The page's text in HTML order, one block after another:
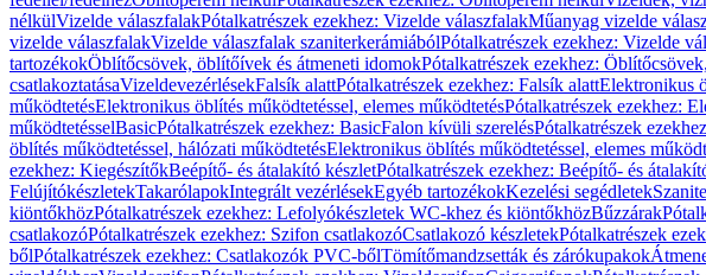
nélkülVizelde válaszfalakPótalkatrészek ezekhez: Vizelde válaszfalakMűanyag vizelde
vizelde válaszfalakVizelde válaszfalak szaniterkerámiábólPótalkatrészek ezekhez: Vizelde
tartozékokÖblítőcsövek, öblítőívek és átmeneti idomokPótalkatrészek ezekhez:
csatlakoztatásaVizeldevezérlésekFalsík alattPótalkatrészek ezekhez: Falsík alattElektronikus
működtetésElektronikus öblítés működtetéssel, elemes működtetésPótalkatrészek ezekhez:
működtetésselBasicPótalkatrészek ezekhez: BasicFalon kívüli szerelésPótalkatrészek
öblítés működtetéssel, hálózati működtetésElektronikus öblítés működtetéssel, elemes
ezekhez: KiegészítőkBeépítő- és átalakító készletPótalkatrészek ezekhez: Beépítő- és
FelújítókészletekTakarólapokIntegrált vezérlésekEgyéb tartozékokKezelési segédletek
kiöntőkhözPótalkatrészek ezekhez: Lefolyókészletek WC-khez és kiöntőkhözBűzzárak
csatlakozóPótalkatrészek ezekhez: Szifon csatlakozóCsatlakozó készletekPótalkatrészek
bőlPótalkatrészek ezekhez: Csatlakozók PVC-bőlTömítőmandzsetták és zárókupakok